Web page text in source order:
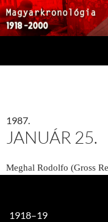
1987.
JANUÁR 25.
Meghal Rodolfo (Gross
1918–19